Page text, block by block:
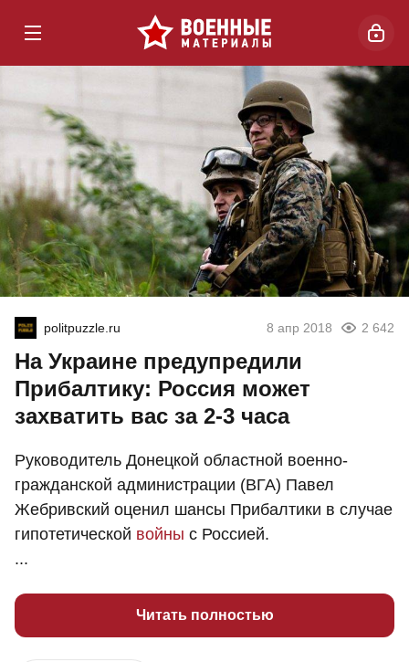
politpuzzle.ru 8 апр 2018 2 642
На Украине предупредили
Прибалтику: Россия может
захватить вас за 2-3 часа
Руководитель Донецкой областной военно-
гражданской администрации (ВГА) Павел
Жебривский оценил шансы Прибалтики в случае
гипотетической войны с Россией.
...
Читать полностью